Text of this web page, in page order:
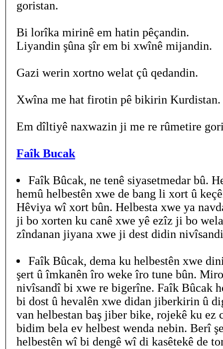
goristan.
Bi lorîka mirinê em hatin pêçandin.
Liyandin şûna şîr em bi xwînê mijandin.
Gazi werin xortno welat çû qedandin.
Xwîna me hat firotin pê bikirin Kurdistan.
Em dîltiyê naxwazin ji me re rûmetire
Faîk Bucak
Faîk Bûcak, ne tenê siyasetmedar bû.
hemû helbestên xwe de bang li xort û
Hêviya wî xort bûn. Helbesta xwe ya
ji bo xorten ku canê xwe yê ezîz ji bo
zîndanan jiyana xwe ji dest didin
Faîk Bûcak, dema ku helbestên xwe
şert û îmkanên îro weke îro tune bûn.
nivîsandî bi xwe re bigerîne. Faîk Bûcak
bi dost û hevalên xwe didan jiberkirin û
van helbestan baş jiber bike, rojekê ku ez
bidim bela ev helbest wenda nebin. Berî
helbestên wî bi dengê wî di kasêtekê de